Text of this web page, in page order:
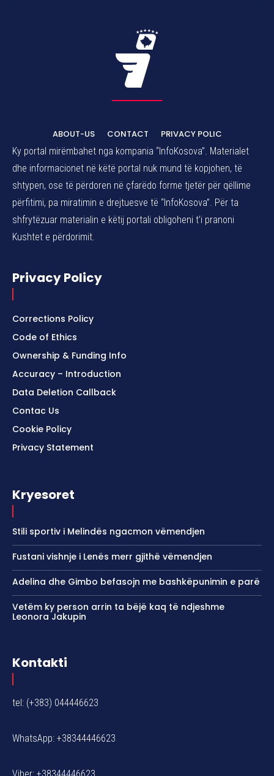
ABOUT-US CONTACT
PRIVACY POLIC
Ky portal mirëmbahet nga kompania “InfoKosova”. Materialet
dhe informacionet në këtë portal nuk mund të kopjohen, të
shtypen, ose të përdoren në çfarëdo forme tjetër për qëllime
përfitimi, pa miratimin e drejtuesve të “InfoKosova”. Për ta
shfrytëzuar materialin e këtij portali obligoheni t’i pranoni
Kushtet e përdorimit.
Privacy Policy
Corrections Policy
Code of Ethics
Ownership & Funding Info
Accuracy – Introduction
Data Deletion Callback
Contac Us
Cookie Policy
Privacy Statement
Kryesoret
Stili sportiv i Melindës ngacmon vëmendjen
Fustani vishnje i Lenës merr gjithë vëmendjen
Adelina dhe Gimbo befasojn me bashkëpunimin e parë
Vetëm ky person arrin ta bëjë kaq të ndjeshme
Leonora Jakupin
Kontakti
tel: (+383) 044446623
WhatsApp: +38344446623
Viber: +38344446623